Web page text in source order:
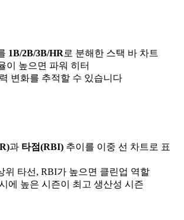
1B/2B/3B/HR로 분해한 스택 바 차트
이 높으면 파워 히터
변화를 추적할 수 있습니다
과 타점(RBI) 추이를 이중 선 차트로 표
위 타선, RBI가 높으면 클린업 역할
에 높은 시즌이 최고 생산성 시즌